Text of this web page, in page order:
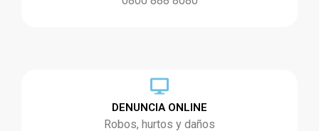
DENUNCIA ONLINE
Robos, hurtos y daños